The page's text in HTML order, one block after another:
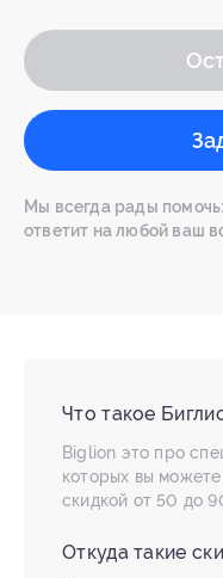
Мы всегда рады
ответит на любой ваш
Что такое
Biglion это про
которых вы
скидкой от 50 до
Откуда такие